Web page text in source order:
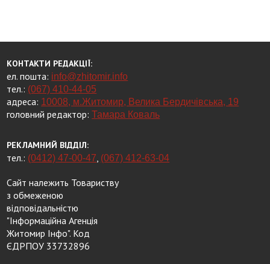
КОНТАКТИ РЕДАКЦІЇ:
ел. пошта: info@zhitomir.info
тел.: (067) 410-44-05
адреса: 10008, м.Житомир, Велика Бердичівська, 19
головний редактор:Тамара Коваль
РЕКЛАМНИЙ ВІДДІЛ:
тел.: (0412) 47-00-47, (067) 412-63-04
Сайт належить Товариству
з обмеженою
відповідальністю
"Інформаційна Агенція
Житомир Інфо". Код
ЄДРПОУ 33732896